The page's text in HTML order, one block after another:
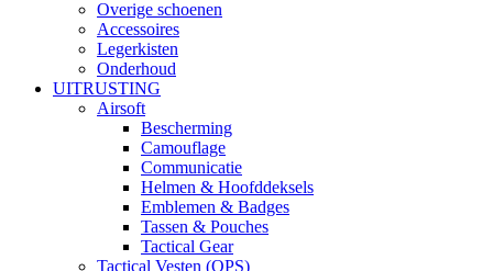
Overige schoenen
Accessoires
Legerkisten
Onderhoud
UITRUSTING
Airsoft
Bescherming
Camouflage
Communicatie
Helmen & Hoofddeksels
Emblemen & Badges
Tassen & Pouches
Tactical Gear
Tactical Vesten (OPS)